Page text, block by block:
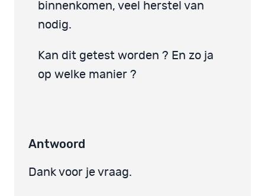
binnenkomen, veel herstel van
nodig.
Kan dit getest worden ? En zo ja
op welke manier ?
Antwoord
Dank voor je vraag.